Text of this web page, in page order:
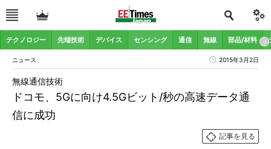
テクノロジー 先端技術 デバイス センシング 通信 無線 部品/材料
ニュース 2015年3月2日
ドコモ、5Gに向け4.5Gビット/秒の高速データ通
信に成功
無線通信技術
記事を見る